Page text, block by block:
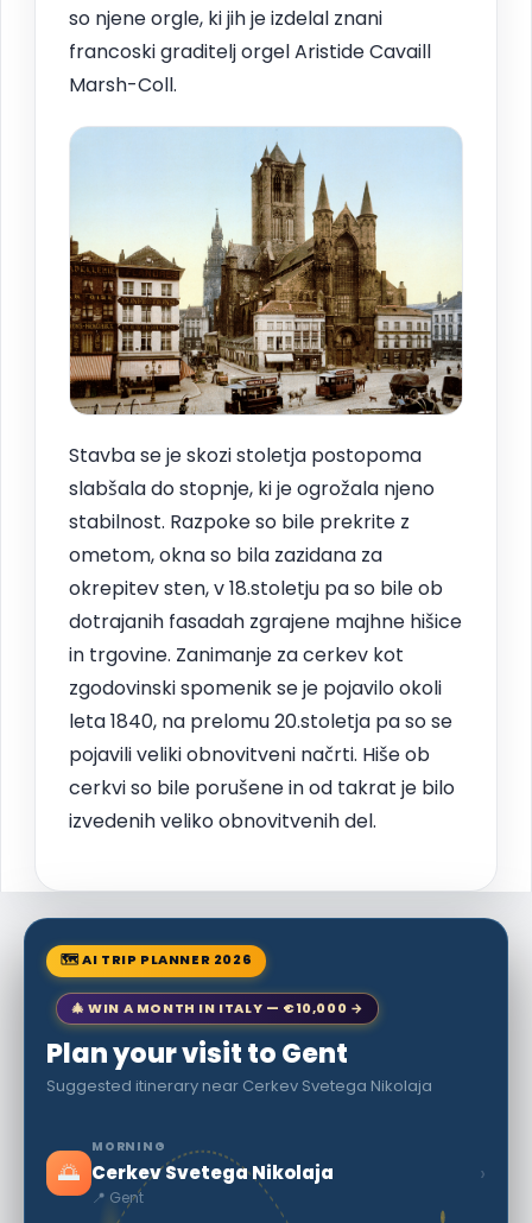
so njene orgle, ki jih je izdelal znani
francoski graditelj orgel Aristide Cavaill
Marsh-Coll.
Stavba se je skozi stoletja postopoma
slabšala do stopnje, ki je ogrožala njeno
stabilnost. Razpoke so bile prekrite z
ometom, okna so bila zazidana za
okrepitev sten, v 18.stoletju pa so bile ob
dotrajanih fasadah zgrajene majhne hišice
in trgovine. Zanimanje za cerkev kot
zgodovinski spomenik se je pojavilo okoli
leta 1840, na prelomu 20.stoletja pa so se
pojavili veliki obnovitveni načrti. Hiše ob
cerkvi so bile porušene in od takrat je bilo
izvedenih veliko obnovitvenih del.
🗺 AI TRIP PLANNER 2026
🎄 WIN A MONTH IN ITALY — €10,000 →
Plan your visit to Gent
Suggested itinerary near Cerkev Svetega Nikolaja
🌅
MORNING
Cerkev Svetega Nikolaja
📍 Gent
›